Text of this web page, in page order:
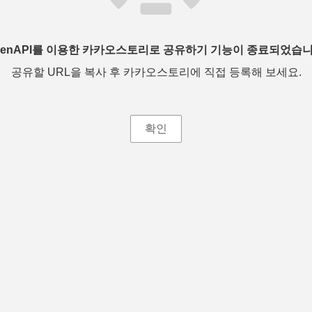
를 이용한 카카오스토리로 공유하기 기능이 종료되었습
공유할 URL을 복사 후 카카오스토리에 직접 등록해 보세요.
확인